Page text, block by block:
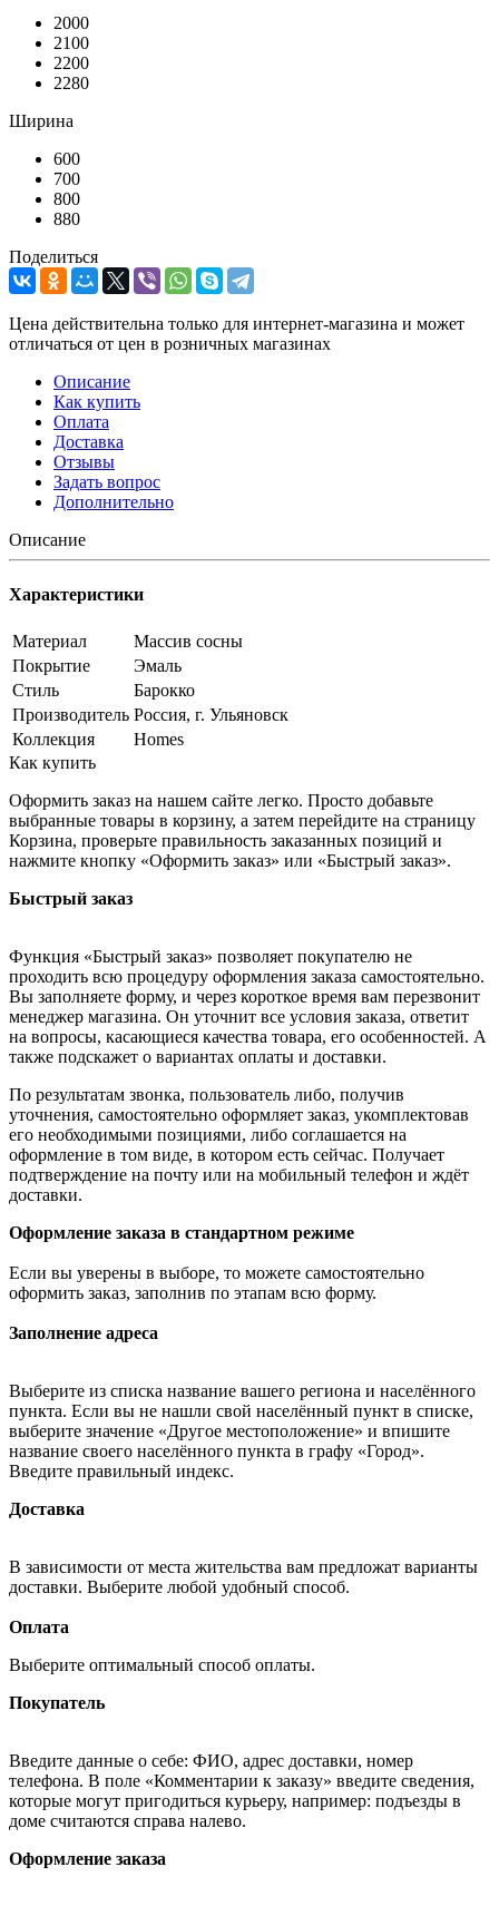
2000
2100
2200
2280
Ширина
600
700
800
880
Поделиться
Цена действительна только для интернет-магазина и может
отличаться от цен в розничных магазинах
Описание
Как купить
Оплата
Доставка
Отзывы
Задать вопрос
Дополнительно
Описание
Характеристики
Материал
Массив сосны
Покрытие
Эмаль
Стиль
Барокко
Производитель Россия, г. Ульяновск
Коллекция
Homes
Как купить
Оформить заказ на нашем сайте легко. Просто добавьте
выбранные товары в корзину, а затем перейдите на страницу
Корзина, проверьте правильность заказанных позиций и
нажмите кнопку «Оформить заказ» или «Быстрый заказ».
Быстрый заказ
Функция «Быстрый заказ» позволяет покупателю не
проходить всю процедуру оформления заказа самостоятельно.
Вы заполняете форму, и через короткое время вам перезвонит
менеджер магазина. Он уточнит все условия заказа, ответит
на вопросы, касающиеся качества товара, его особенностей. А
также подскажет о вариантах оплаты и доставки.
По результатам звонка, пользователь либо, получив
уточнения, самостоятельно оформляет заказ, укомплектовав
его необходимыми позициями, либо соглашается на
оформление в том виде, в котором есть сейчас. Получает
подтверждение на почту или на мобильный телефон и ждёт
доставки.
Оформление заказа в стандартном режиме
Если вы уверены в выборе, то можете самостоятельно
оформить заказ, заполнив по этапам всю форму.
Заполнение адреса
Выберите из списка название вашего региона и населённого
пункта. Если вы не нашли свой населённый пункт в списке,
выберите значение «Другое местоположение» и впишите
название своего населённого пункта в графу «Город».
Введите правильный индекс.
Доставка
В зависимости от места жительства вам предложат варианты
доставки. Выберите любой удобный способ.
Оплата
Выберите оптимальный способ оплаты.
Покупатель
Введите данные о себе: ФИО, адрес доставки, номер
телефона. В поле «Комментарии к заказу» введите сведения,
которые могут пригодиться курьеру, например: подъезды в
доме считаются справа налево.
Оформление заказа